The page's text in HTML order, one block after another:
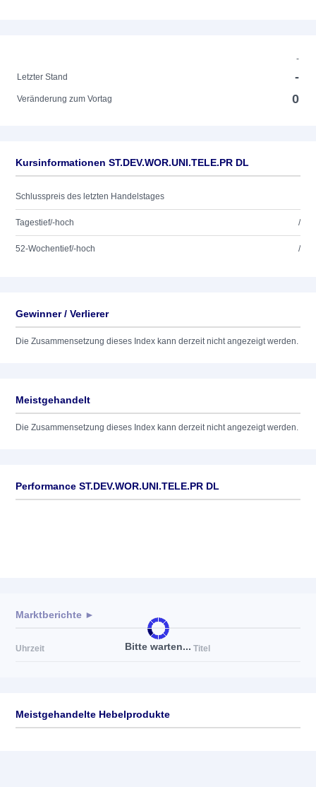
-
Letzter Stand
-
Veränderung zum Vortag 0
Kursinformationen ST.DEV.WOR.UNI.TELE.PR DL
Schlusspreis des letzten Handelstages
Tagestief/-hoch /
52-Wochentief/-hoch /
Gewinner / Verlierer
Die Zusammensetzung dieses Index kann derzeit nicht angezeigt werden.
Meistgehandelt
Die Zusammensetzung dieses Index kann derzeit nicht angezeigt werden.
Performance ST.DEV.WOR.UNI.TELE.PR DL
Bitte warten...
Marktberichte ►
Uhrzeit Titel
Meistgehandelte Hebelprodukte